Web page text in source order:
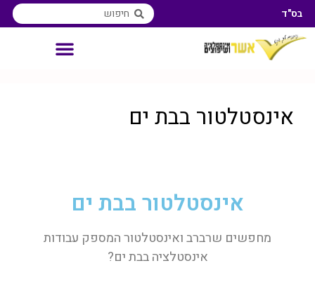
בס"ד
אינסטלטור בבת ים
אינסטלטור בבת ים
מחפשים שרברב ואינסטלטור המספק עבודות
אינסטלציה בבת ים?